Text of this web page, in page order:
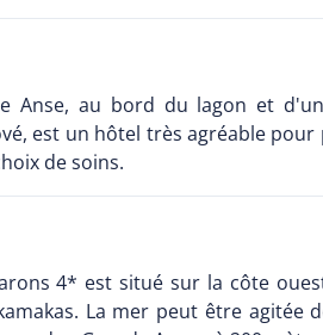
Anse, au bord du lagon et
est un hôtel très agréable
de soins.
4* est situé sur la côte
La mer peut être agitée